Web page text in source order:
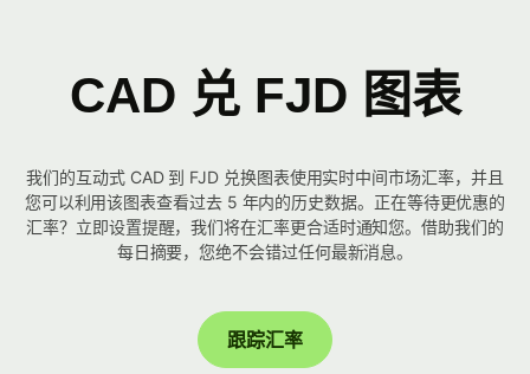
CAD 兑 FJD 图表
我们的互动式 CAD 到 FJD 兑换图表使用实时中间市场汇率，并且
您可以利用该图表查看过去 5 年内的历史数据。正在等待更优惠的
汇率？立即设置提醒，我们将在汇率更合适时通知您。借助我们的
每日摘要，您绝不会错过任何最新消息。
跟踪汇率